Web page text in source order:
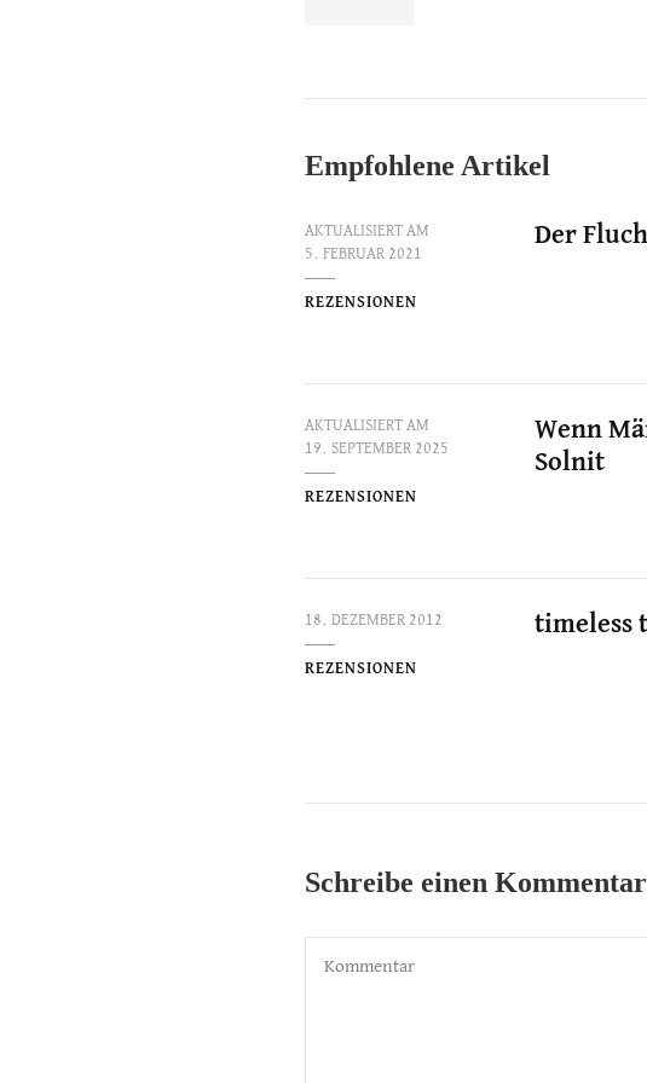
Empfohlene Artikel
AKTUALISIERT AM
5. FEBRUAR 2021
REZENSIONEN
Der
AKTUALISIERT AM
19. SEPTEMBER 2025
REZENSIONEN
Wenn
Solnit
18. DEZEMBER 2012
REZENSIONEN
timeless
Schreibe einen Kommentar